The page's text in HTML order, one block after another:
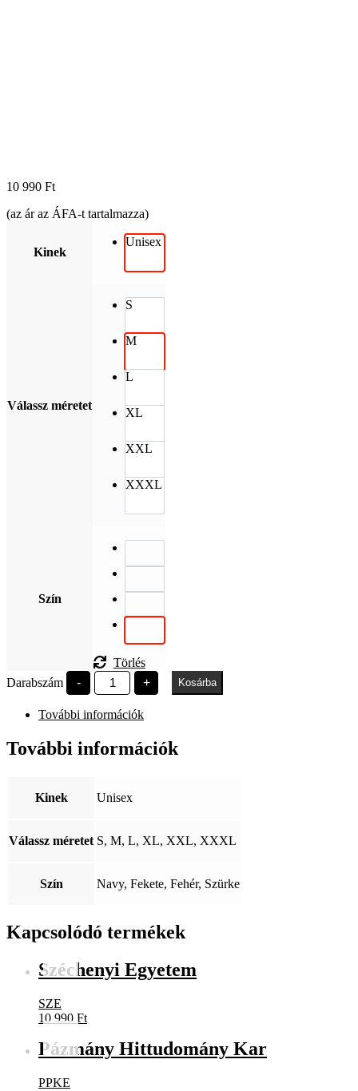
10 990 Ft
(az ár az ÁFA-t tartalmazza)
Kinek
Unisex
Válassz méretet
S
M
L
XL
XXL
XXXL
Szín
Törlés
Darabszám
-
Pázmány
ITK
+ Kosárba
További információk
További információk
Kinek Unisex
Válassz méretet S, M, L, XL, XXL, XXXL
Szín Navy, Fekete, Fehér, Szürke
Kapcsolódó termékek
Széchenyi Egyetem
SZE
10 990 Ft
Pázmány Hittudomány Kar
PPKE